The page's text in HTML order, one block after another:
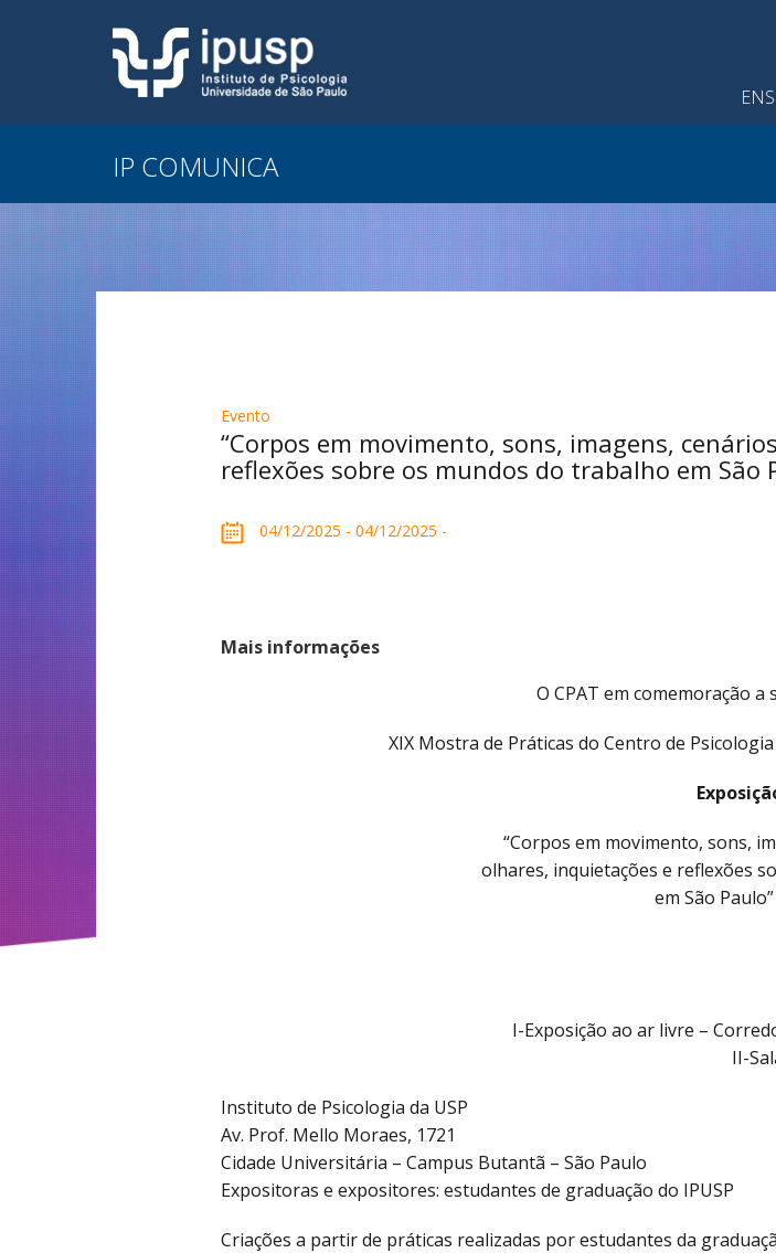
IP COMUNICA
Evento
“Corpos em movimento, sons, imagens,
reflexões sobre os mundos do trabalho em São
04/12/2025 - 04/12/2025 -
Mais informações
O CPAT em comemoração a
XIX Mostra de Práticas do Centro de
“Corpos em movimento, sons,
olhares, inquietações e reflexões
em São
I-Exposição ao ar livre –
II-
Instituto de Psicologia da USP
Av. Prof. Mello Moraes, 1721
Cidade Universitária – Campus Butantã – São Paulo
Expositoras e expositores: estudantes de graduação do IPUSP
Criações a partir de práticas realizadas por estudantes da